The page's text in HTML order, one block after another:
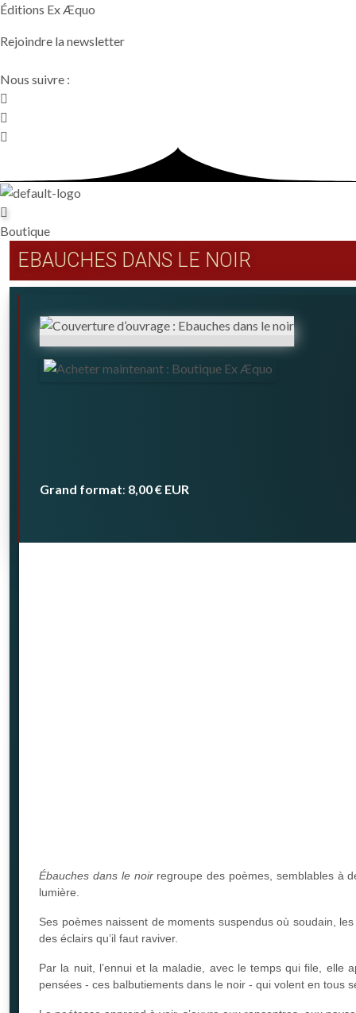
Skip
content
Éditions Ex Æquo
Rejoindre la newsletter
Nous suivre :
Boutique
EBAUCHES DANS LE NOIR
Grand format: 8,00 € EUR
Ébauches dans le noirregroupe des poèmes, semblables à
lumière.
Ses poèmes naissent de moments suspendus où soudain,
des éclairs qu’il faut raviver.
Par la nuit, l’ennui et la maladie, avec le temps qui file,
pensées - ces balbutiements dans le noir - qui volent en tous